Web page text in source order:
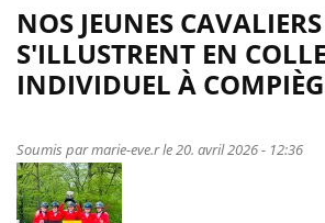
de
Dune
White,
reine
sables
NOS JEUNES CAVALIERS
S'ILLUSTRENT EN
INDIVIDUEL À
Soumis parmarie-eve.rle 20. avril 2026 - 12:36